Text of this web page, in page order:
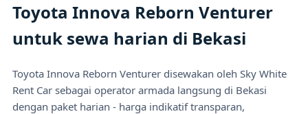
Toyota Innova Reborn Venturer
untuk sewa harian di Bekasi
Toyota Innova Reborn Venturer disewakan oleh Sky White
Rent Car sebagai operator armada langsung di Bekasi
dengan paket harian - harga indikatif transparan,